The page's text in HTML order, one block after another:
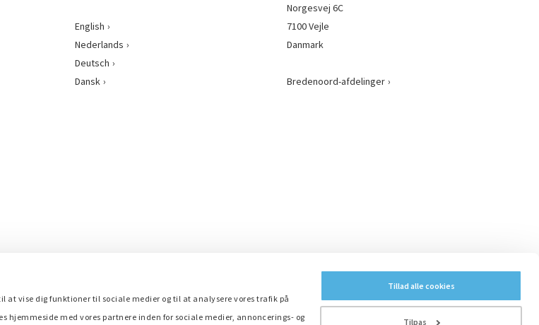
at vise dig funktioner til sociale medier og til at analysere vores trafik på
hjemmeside med vores partnere inden for sociale medier, annoncerings- og
Tillad alle cookies
Tilpas
English
Nederlands
Deutsch
Dansk
Norgesvej 6C
7100 Vejle
Danmark
Bredenoord-afdelinger